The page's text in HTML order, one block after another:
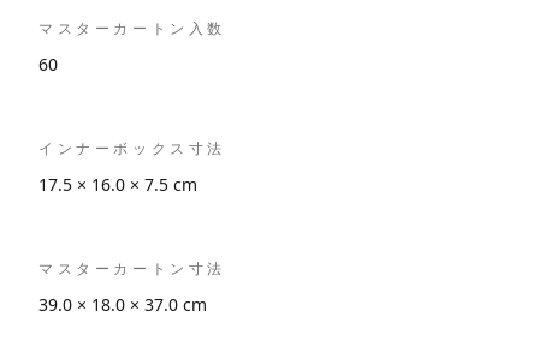
マスターカートン入数
60
インナーボックス寸法
17.5 × 16.0 × 7.5 cm
マスターカートン寸法
39.0 × 18.0 × 37.0 cm